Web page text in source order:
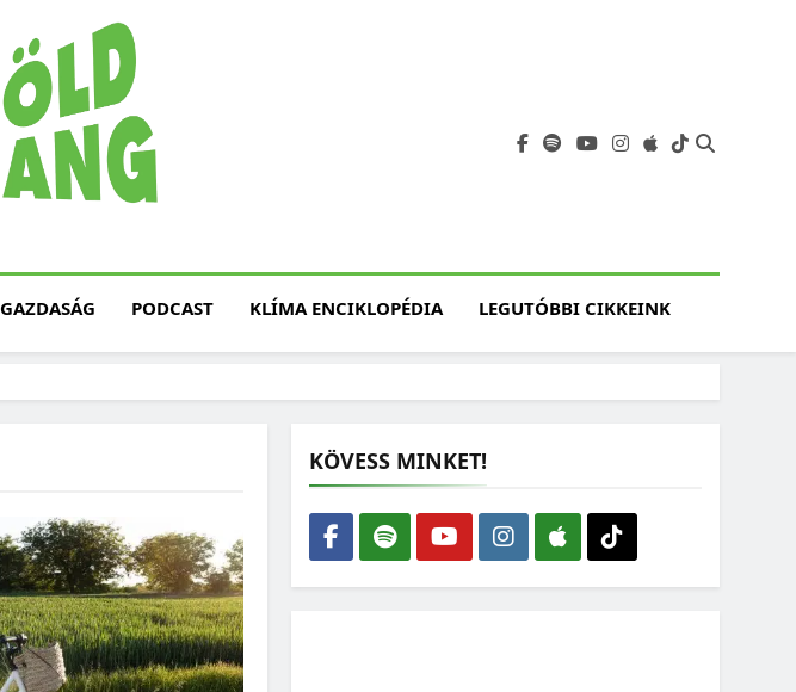
Fenntarthatóság, Jövő
GAZDASÁG PODCAST KLÍMA ENCIKLOPÉDIA LEGUTÓBBI CIKKEINK
KÖVESS MINKET!